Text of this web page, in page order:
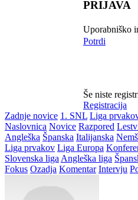
PRIJAVA
Uporabniško
Potrdi
Še niste
Registracija
Zadnje novice 1. SNL Liga
Naslovnica Novice Razpored
Angleška Španska Italijanska
Liga prvakov Liga Europa
Slovenska liga Angleška liga
Fokus Ozadja Komentar Intervju